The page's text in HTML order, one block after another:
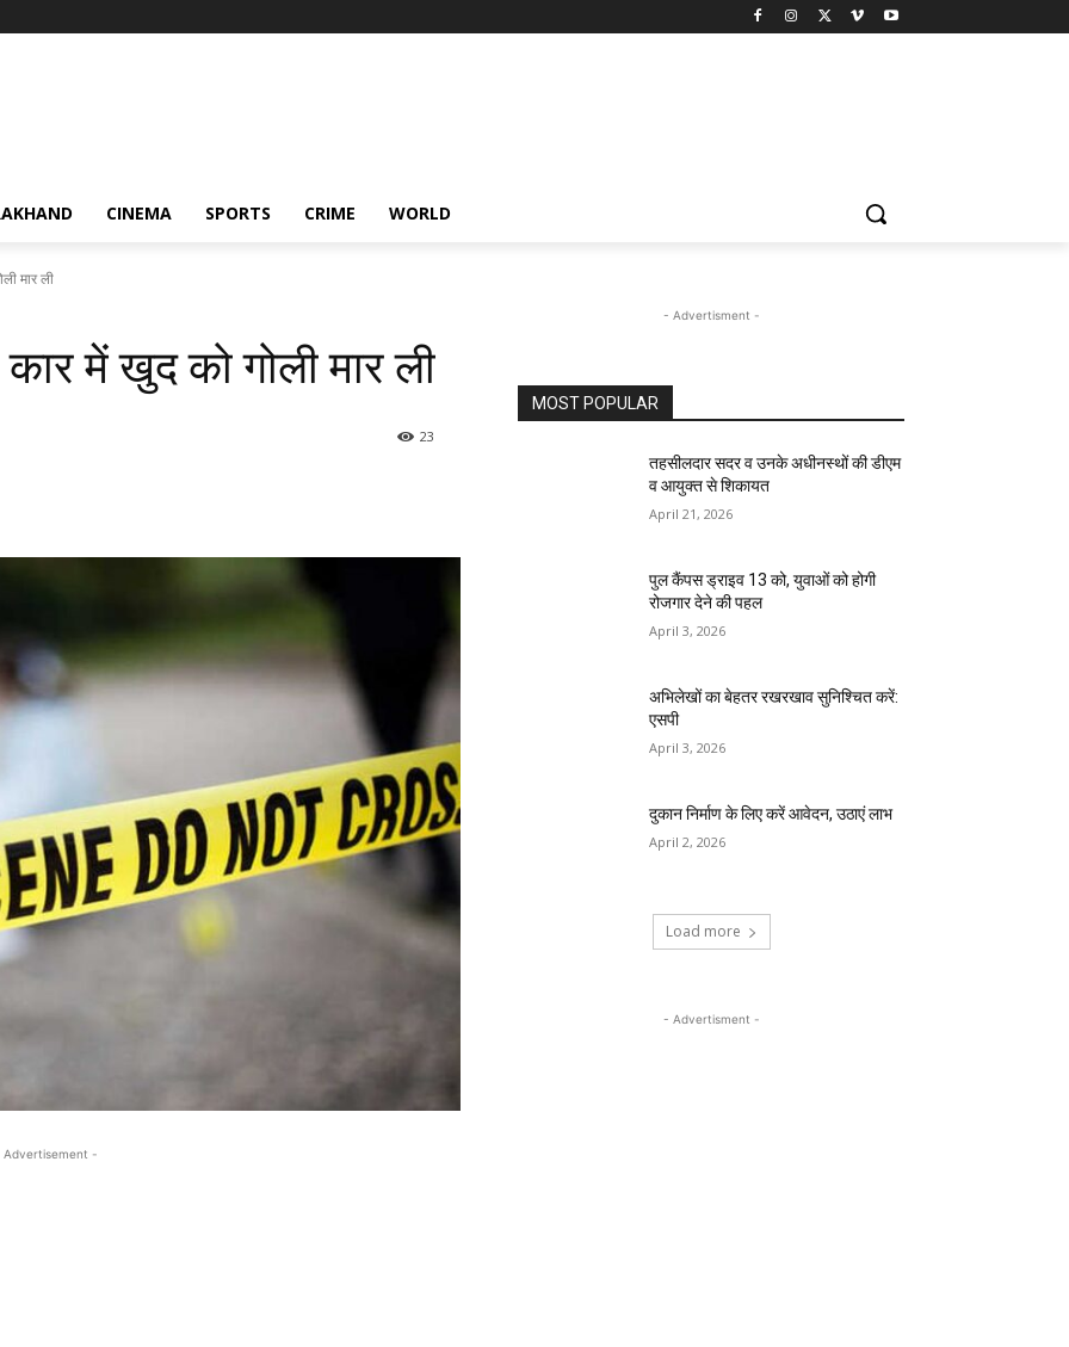
CINEMA SPORTS CRIME WORLD
मार ली
में खुद को गोली मार ली
23
-
- Advertisment -
MOST POPULAR
तहसीलदार सदर व उनके अधीनस्थों की डीएम
व आयुक्त से शिकायत
April 21, 2026
पुल कैंपस ड्राइव 13 को, युवाओं को होगी
रोजगार देने की पहल
April 3, 2026
अभिलेखों का बेहतर रखरखाव सुनिश्चित करें:
एसपी
April 3, 2026
दुकान निर्माण के लिए करें आवेदन, उठाएं लाभ
April 2, 2026
Load more
- Advertisment -